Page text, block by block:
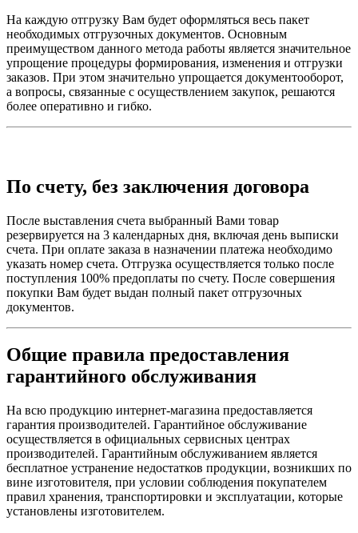
На каждую отгрузку Вам будет оформляться весь пакет
необходимых отгрузочных документов. Основным
преимуществом данного метода работы является значительное
упрощение процедуры формирования, изменения и отгрузки
заказов. При этом значительно упрощается документооборот,
а вопросы, связанные с осуществлением закупок, решаются
более оперативно и гибко.
По счету, без заключения договора
После выставления счета выбранный Вами товар
резервируется на 3 календарных дня, включая день выписки
счета. При оплате заказа в назначении платежа необходимо
указать номер счета. Отгрузка осуществляется только после
поступления 100% предоплаты по счету. После совершения
покупки Вам будет выдан полный пакет отгрузочных
документов.
Общие правила предоставления
гарантийного обслуживания
На всю продукцию интернет-магазина предоставляется
гарантия производителей. Гарантийное обслуживание
осуществляется в официальных сервисных центрах
производителей. Гарантийным обслуживанием является
бесплатное устранение недостатков продукции, возникших по
вине изготовителя, при условии соблюдения покупателем
правил хранения, транспортировки и эксплуатации, которые
установлены изготовителем.